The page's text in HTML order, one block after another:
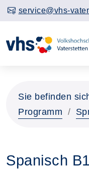
service@vhs-
Sie befinden
Programm
Spanisch